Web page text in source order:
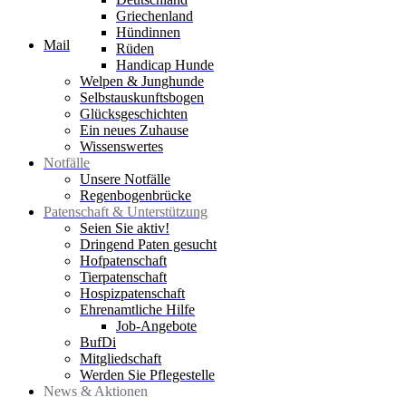
Mail
Griechenland
Hündinnen
Rüden
Handicap Hunde
Welpen & Junghunde
Selbstauskunftsbogen
Glücksgeschichten
Ein neues Zuhause
Wissenswertes
Notfälle
Unsere Notfälle
Regenbogenbrücke
Patenschaft & Unterstützung
Seien Sie aktiv!
Dringend Paten gesucht
Hofpatenschaft
Tierpatenschaft
Hospizpatenschaft
Ehrenamtliche Hilfe
Job-Angebote
BufDi
Mitgliedschaft
Werden Sie Pflegestelle
News & Aktionen